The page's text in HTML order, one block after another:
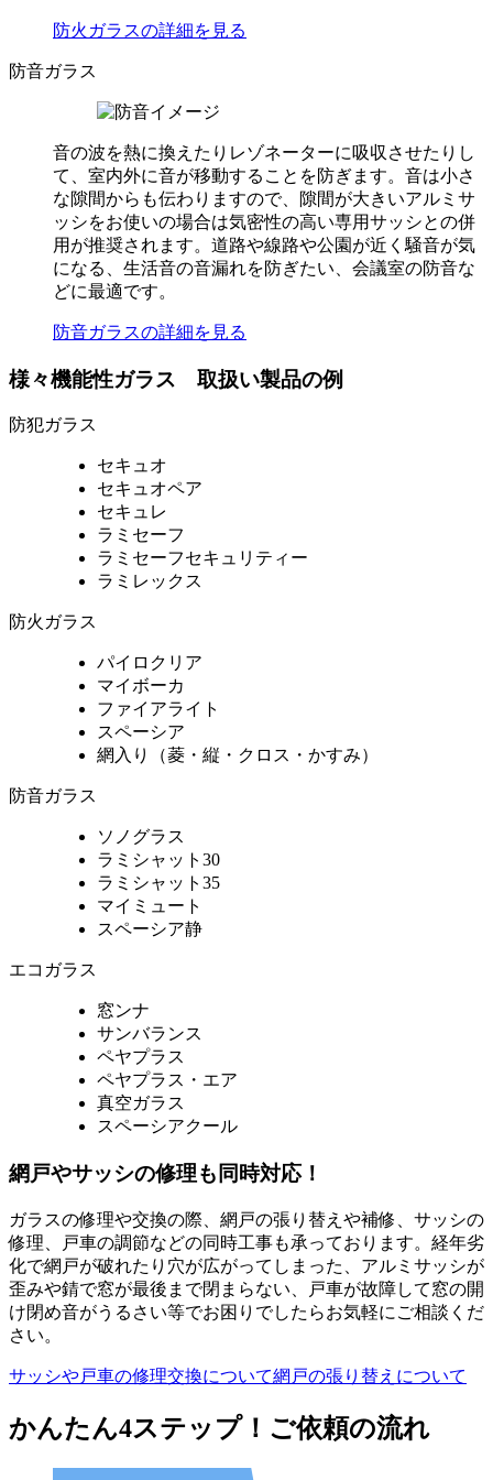
防火ガラスの詳細を見る
防音ガラス
音の波を熱に換えたりレゾネーターに吸収させたりし
て、室内外に音が移動することを防ぎます。音は小さ
な隙間からも伝わりますので、隙間が大きいアルミサ
ッシをお使いの場合は気密性の高い専用サッシとの併
用が推奨されます。道路や線路や公園が近く騒音が気
になる、生活音の音漏れを防ぎたい、会議室の防音な
どに最適です。
防音ガラスの詳細を見る
様々機能性ガラス 取扱い製品の例
防犯ガラス
セキュオ
セキュオペア
セキュレ
ラミセーフ
ラミセーフセキュリティー
ラミレックス
防火ガラス
パイロクリア
マイボーカ
ファイアライト
スペーシア
網入り（菱・縦・クロス・かすみ）
防音ガラス
ソノグラス
ラミシャット30
ラミシャット35
マイミュート
スペーシア静
エコガラス
窓ンナ
サンバランス
ペヤプラス
ペヤプラス・エア
真空ガラス
スペーシアクール
網戸やサッシの修理も同時対応！
ガラスの修理や交換の際、網戸の張り替えや補修、サッシの
修理、戸車の調節などの同時工事も承っております。経年劣
化で網戸が破れたり穴が広がってしまった、アルミサッシが
歪みや錆で窓が最後まで閉まらない、戸車が故障して窓の開
け閉め音がうるさい等でお困りでしたらお気軽にご相談くだ
さい。
サッシや戸車の修理交換について網戸の張り替えについて
かんたん4ステップ！ ご依頼の流れ